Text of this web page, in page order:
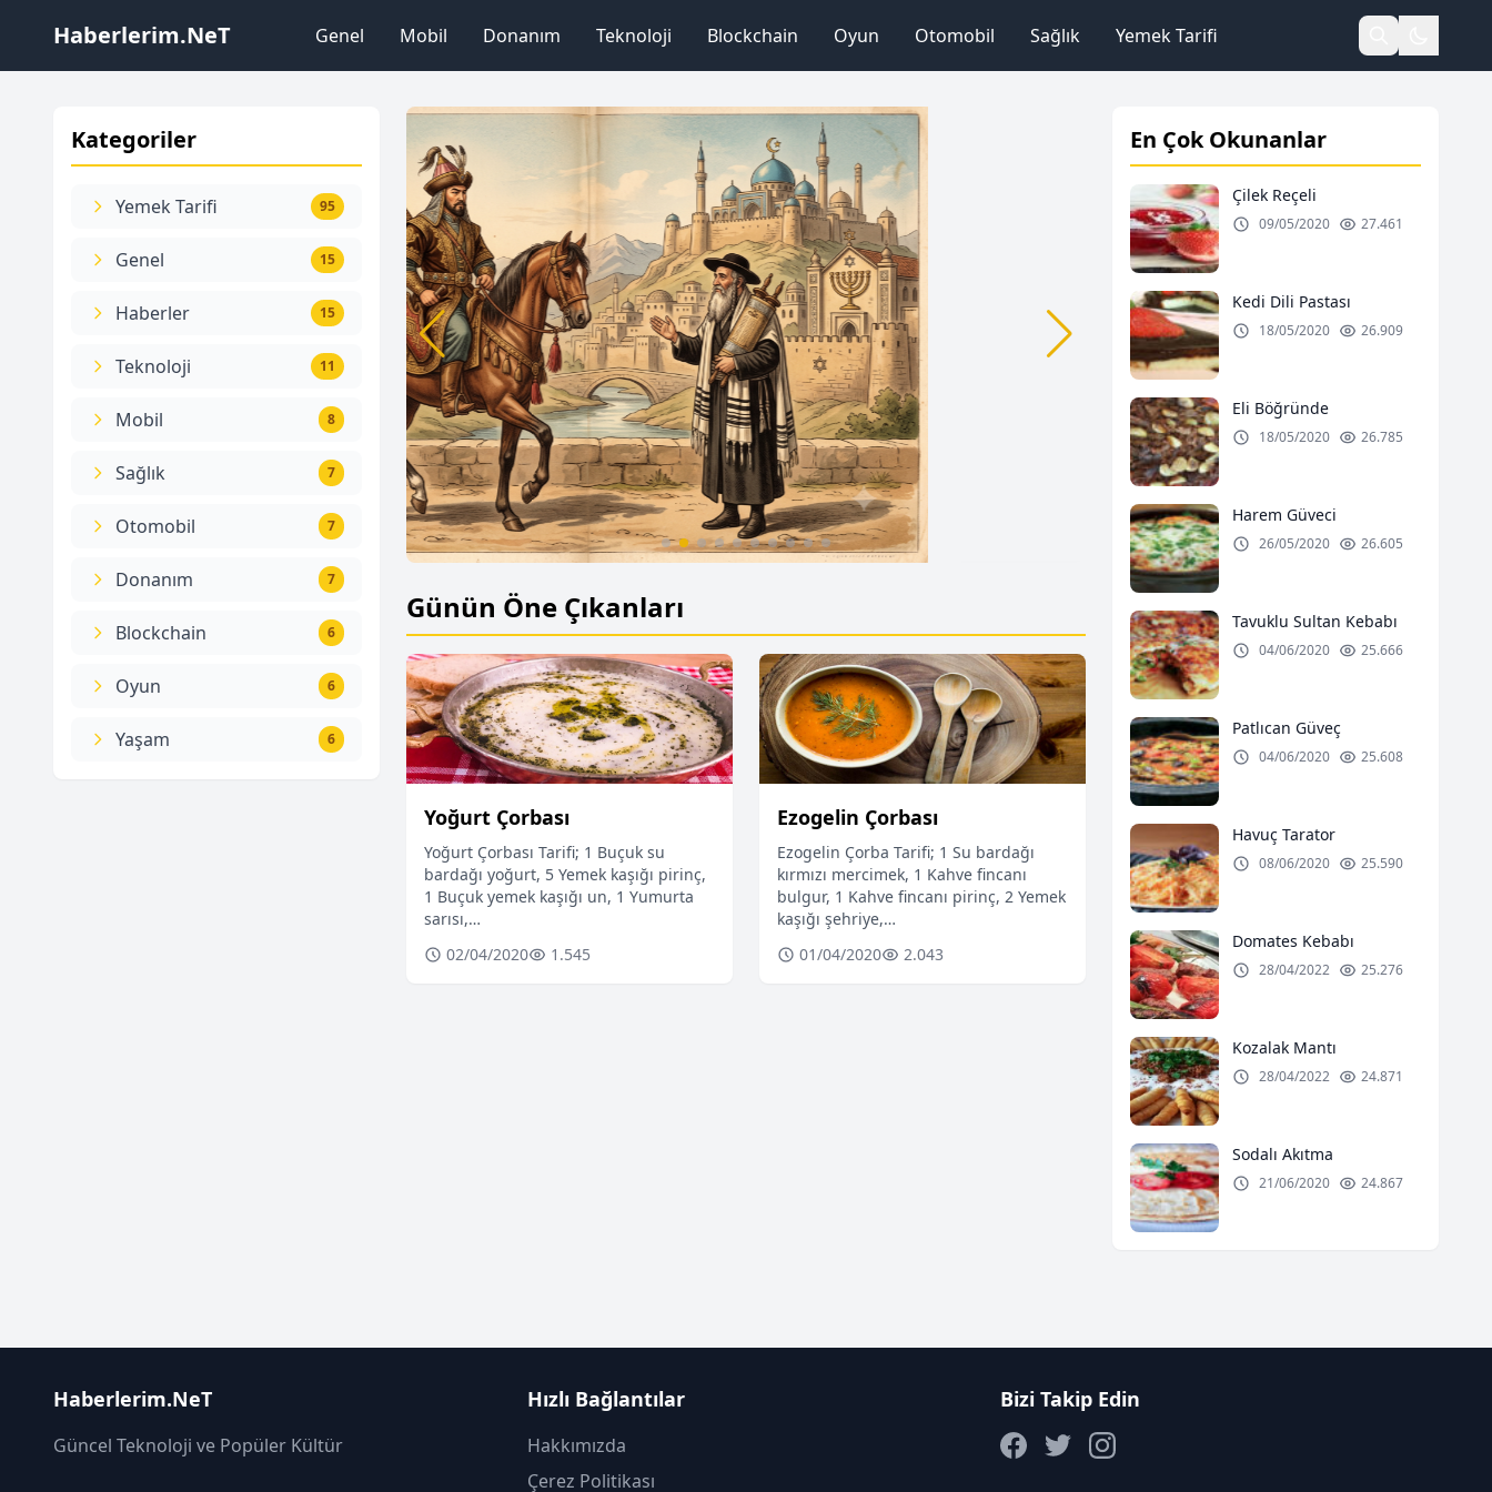
Haberlerim.NeT Genel Mobil Donanım Teknoloji Blockchain Oyun Otomobil Sağlık Yemek Tarifi
Kategoriler
Yemek Tarifi 95
Genel 15
Haberler 15
Teknoloji 11
Mobil 8
Sağlık 7
Otomobil 7
Donanım 7
Blockchain 6
Oyun 6
Yaşam 6
Yapay Zeka: 2026’da Sağlık Hizmetlerini
Değiştiren 7 Büyük Yenilik
Eğer Beni Görürsen,
(Hunger
Günün Öne Çıkanları
Yoğurt Çorbası
Yoğurt Çorbası Tarifi; 1 Buçuk su
bardağı yoğurt, 5 Yemek kaşığı pirinç,
1 Buçuk yemek kaşığı un, 1 Yumurta
sarısı,…
02/04/2020
1.545
Ezogelin Çorbası
Ezogelin Çorba Tarifi; 1 Su bardağı
kırmızı mercimek, 1 Kahve fincanı
bulgur, 1 Kahve fincanı pirinç, 2 Yemek
kaşığı şehriye,…
01/04/2020
2.043
En Çok Okunanlar
Çilek Reçeli
09/05/2020 27.461
Kedi Dili Pastası
18/05/2020 26.909
Eli Böğründe
18/05/2020 26.785
Harem Güveci
26/05/2020 26.605
Tavuklu Sultan Kebabı
04/06/2020 25.666
Patlıcan Güveç
04/06/2020 25.608
Havuç Tarator
08/06/2020 25.590
Domates Kebabı
28/04/2022 25.276
Kozalak Mantı
28/04/2022 24.871
Sodalı Akıtma
21/06/2020 24.867
Haberlerim.NeT
Güncel Teknoloji ve Popüler Kültür
Hızlı Bağlantılar
Hakkımızda
Çerez Politikası
Bizi Takip Edin